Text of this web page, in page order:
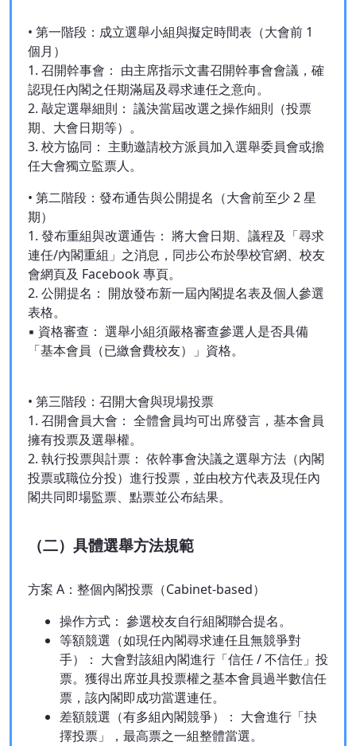
• 第一階段：成立選舉小組與擬定時間表（大會前 1
個月）
1. 召開幹事會： 由主席指示文書召開幹事會會議，確
認現任內閣之任期滿屆及尋求連任之意向。
2. 敲定選舉細則： 議決當屆改選之操作細則（投票
期、大會日期等）。
3. 校方協同： 主動邀請校方派員加入選舉委員會或擔
任大會獨立監票人。
• 第二階段：發布通告與公開提名（大會前至少 2 星
期）
1. 發布重組與改選通告： 將大會日期、議程及「尋求
連任/內閣重組」之消息，同步公布於學校官網、校友
會網頁及 Facebook 專頁。
2. 公開提名： 開放發布新一屆內閣提名表及個人參選
表格。
▪ 資格審查： 選舉小組須嚴格審查參選人是否具備
「基本會員（已繳會費校友）」資格。
• 第三階段：召開大會與現場投票
1. 召開會員大會： 全體會員均可出席發言，基本會員
擁有投票及選舉權。
2. 執行投票與計票： 依幹事會決議之選舉方法（內閣
投票或職位分投）進行投票，並由校方代表及現任內
閣共同即場監票、點票並公布結果。
（二）具體選舉方法規範
方案 A：整個內閣投票（Cabinet-based）
操作方式： 參選校友自行組閣聯合提名。
等額競選（如現任內閣尋求連任且無競爭對
手）： 大會對該組內閣進行「信任 / 不信任」投
票。獲得出席並具投票權之基本會員過半數信任
票，該內閣即成功當選連任。
差額競選（有多組內閣競爭）： 大會進行「抉
擇投票」，最高票之一組整體當選。